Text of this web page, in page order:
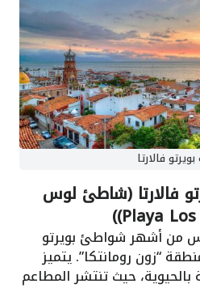
فالارتا
فالارتا (شاطئ لوس
من أشهر شواطئ بويرتو
“زون رومانتكا”. يتميز
حيث تنتشر المطاعم